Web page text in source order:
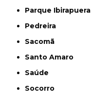
Parque Ibirapuera
Pedreira
Sacomã
Santo Amaro
Saúde
Socorro